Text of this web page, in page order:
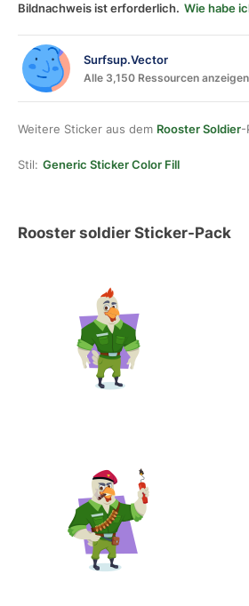
Bildnachweis ist erforderlich. Wie habe
Surfsup.Vector
Alle 3,150 Ressourcen anzeigen
Weitere Sticker aus dem Rooster Soldier-
Stil: Generic Sticker Color Fill
Rooster soldier Sticker-Pack